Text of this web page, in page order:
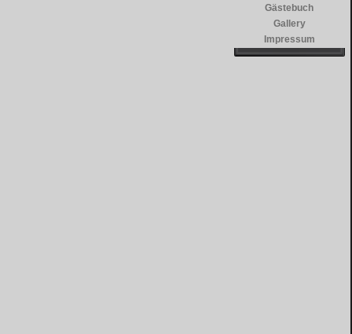
Gästebuch
Gallery
Impressum